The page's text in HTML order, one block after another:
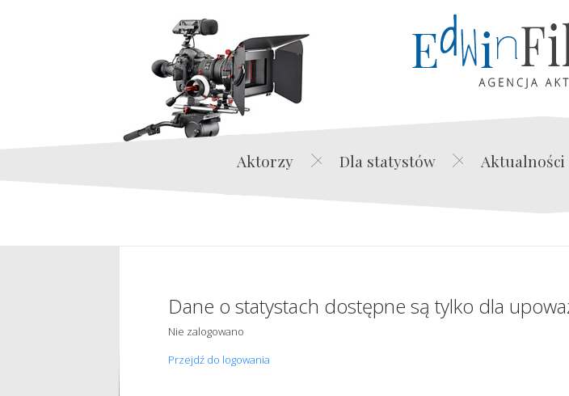
Aktorzy Dla statystów Aktualności
Dane o statystach dostępne są tylko dla
Nie zalogowano
Przejdź do logowania